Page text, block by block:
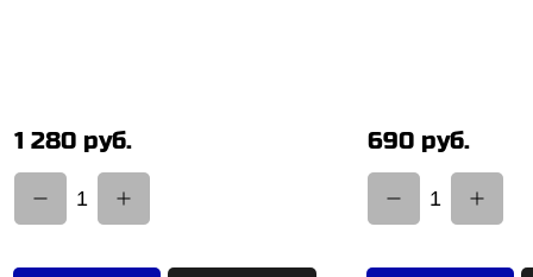
1 280 руб.
1
690 руб.
1